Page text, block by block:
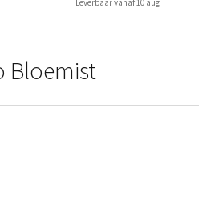
Leverbaar vanaf 10 aug
Bloemist